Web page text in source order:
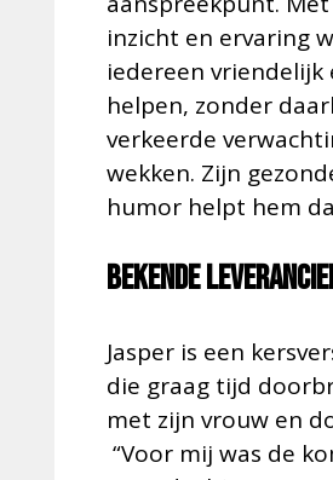
inzicht en ervaring
iedereen vriendelijk
helpen, zonder
verkeerde
wekken. Zijn
humor helpt hem
Bekende
Jasper is een
die graag tijd
met zijn vrouw en
“Voor mij was de